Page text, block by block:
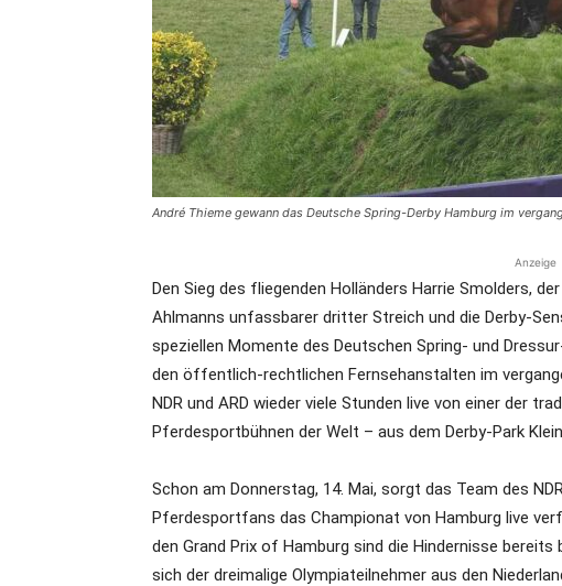
André Thieme gewann das Deutsche Spring-Derby Hamburg im
Anzeige
Den Sieg des fliegenden Holländers Harrie Smolders,
Ahlmanns unfassbarer dritter Streich und die Derby-
speziellen Momente des Deutschen Spring- und
den öffentlich-rechtlichen Fernsehanstalten im
NDR und ARD wieder viele Stunden live von einer der
Pferdesportbühnen der Welt – aus dem Derby-Park
Schon am Donnerstag, 14. Mai, sorgt das Team des
Pferdesportfans das Championat von Hamburg live
den Grand Prix of Hamburg sind die Hindernisse
sich der dreimalige Olympiateilnehmer aus den